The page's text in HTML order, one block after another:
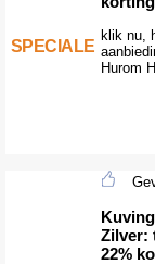
SPECIALE
klik nu,
Hurom
Zilver:
22%